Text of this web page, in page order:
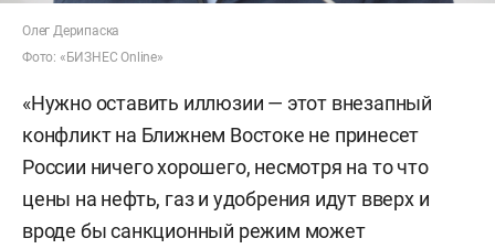
Олег Дерипаска
Фото: «БИЗНЕС Online»
«Нужно оставить иллюзии — этот внезапный
конфликт на Ближнем Востоке не принесет
России ничего хорошего, несмотря на то что
цены на нефть, газ и удобрения идут вверх и
вроде бы санкционный режим может